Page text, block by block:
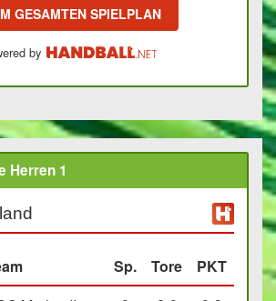
GESAMTEN SPIELPLAN
by
Herren 1
Sp. Tore
PKT